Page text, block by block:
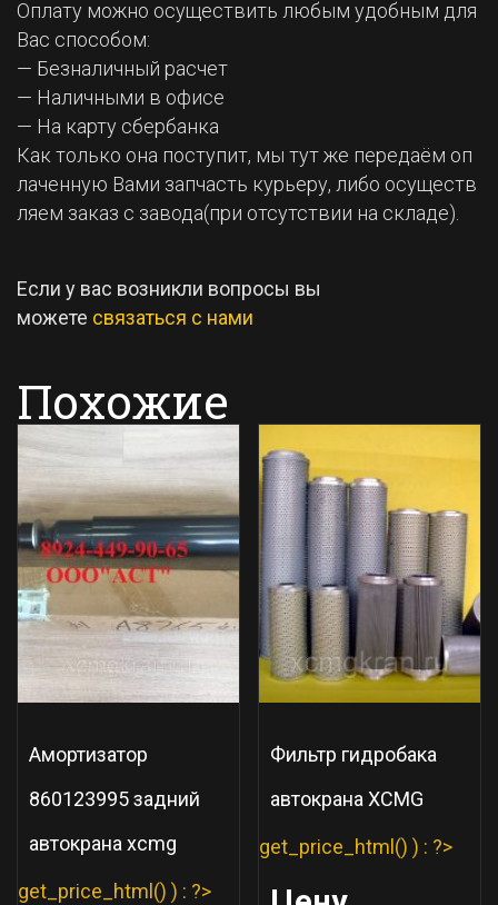
Оплату можно осуществить любым удобным для
Вас способом:
— Безналичный расчет
— Наличными в офисе
— На карту сбербанка
Как только она поступит, мы тут же передаём оп
лаченную Вами запчасть курьеру, либо осуществ
ляем заказ с завода(при отсутствии на складе).
Если у вас возникли вопросы вы
можете связаться с нами
Похожие
Амортизатор
860123995 задний
автокрана xcmg
get_price_html() ) : ?>
Фильтр гидробака
автокрана XCMG
get_price_html() ) : ?>